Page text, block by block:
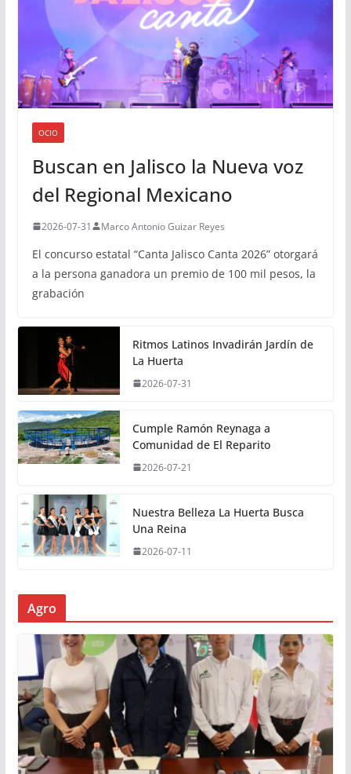
OCIO
Buscan en Jalisco la Nueva voz
del Regional Mexicano
2026-07-31 Marco Antonio Guizar Reyes
El concurso estatal “Canta Jalisco Canta 2026” otorgará
a la persona ganadora un premio de 100 mil pesos, la
grabación
Ritmos Latinos Invadirán Jardín de
La Huerta
2026-07-31
Cumple Ramón Reynaga a
Comunidad de El Reparito
2026-07-21
Nuestra Belleza La Huerta Busca
Una Reina
2026-07-11
Agro